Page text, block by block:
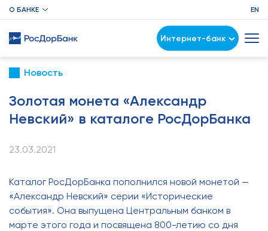
О БАНКЕ EN
Интернет-банк
Новость
Золотая монета «Александр
Невский» в каталоге РосДорБанка
23.03.2021
Каталог РосДорБанка пополнился новой монетой —
«Александр Невский» серии «Исторические
события». Она выпущена Центральным банком в
марте этого года и посвящена 800-летию со дня